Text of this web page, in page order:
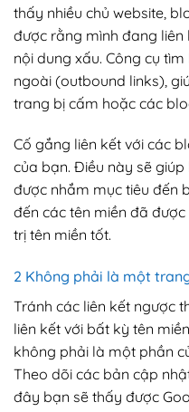
thấy nhiều chủ website,
được rằng mình đang
nội dung xấu. Công cụ
ngoài (outbound links),
trang bị cấm hoặc các
Cố gắng liên kết với các
của bạn. Điều này sẽ
được nhắm mục tiêu đến
đến các tên miền đã
trị tên miền tốt.
2 Không phải là một
Tránh các liên kết ngược
liên kết với bất kỳ tên
không phải là một phần
Theo dõi các bản cập
đây bạn sẽ thấy được